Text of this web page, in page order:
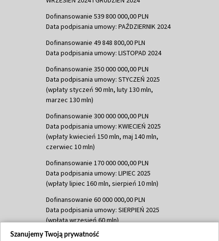
Dofinansowanie 539 800 000,00 PLN
Data podpisania umowy: PAŹDZIERNIK 2024
Dofinansowanie 49 848 800,00 PLN
Data podpisania umowy: LISTOPAD 2024
Dofinansowanie 350 000 000,00 PLN
Data podpisania umowy: STYCZEŃ 2025
(wpłaty styczeń 90 mln, luty 130 mln,
marzec 130 mln)
Dofinansowanie 300 000 000,00 PLN
Data podpisania umowy: KWIECIEŃ 2025
(wpłaty kwiecień 150 mln, maj 140 mln,
czerwiec 10 mln)
Dofinansowanie 170 000 000,00 PLN
Data podpisania umowy: LIPIEC 2025
(wpłaty lipiec 160 mln, sierpień 10 mln)
Dofinansowanie 60 000 000,00 PLN
Data podpisania umowy: SIERPIEŃ 2025
(wpłata wrzesień 60 mln)
Dofinansowanie 635 783 051,21 PLN
Szanujemy Twoją prywatność